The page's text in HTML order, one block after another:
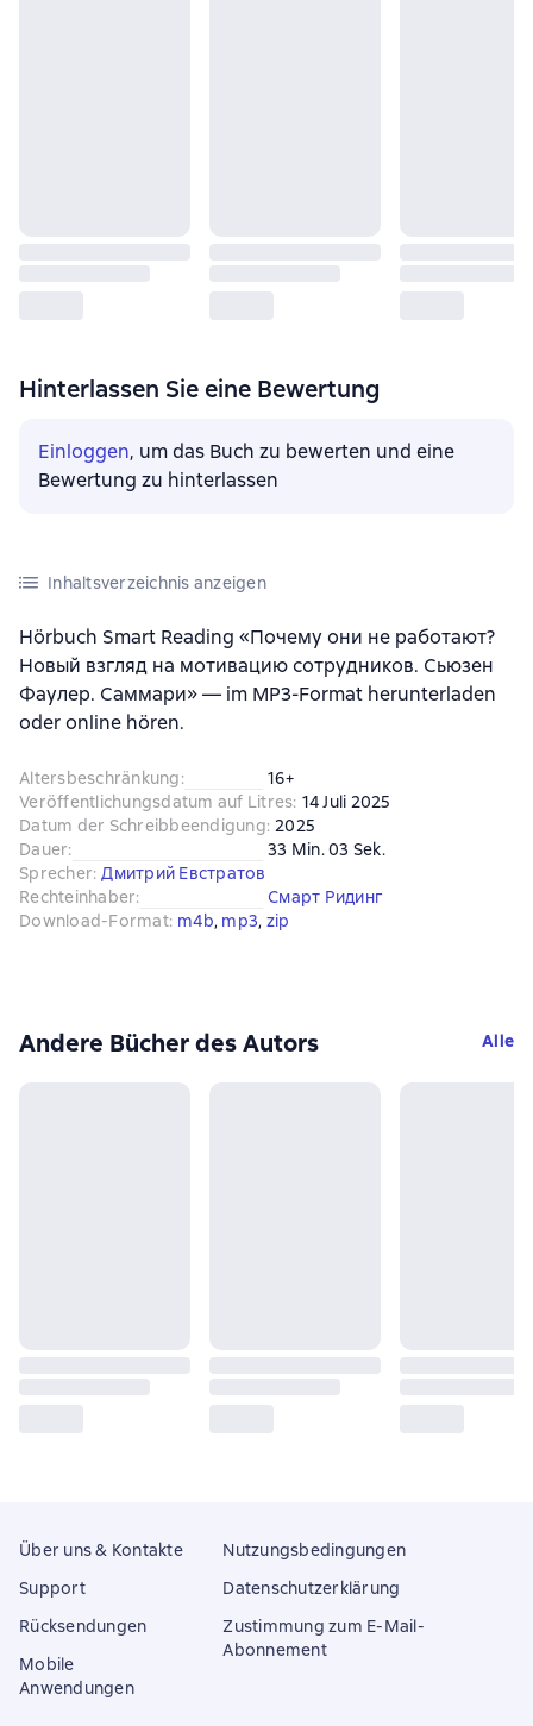
Hinterlassen Sie eine Bewertung
Einloggen, um das Buch zu bewerten und eine
Bewertung zu hinterlassen
Inhaltsverzeichnis anzeigen
Hörbuch Smart Reading «Почему они не работают?
Новый взгляд на мотивацию сотрудников. Сьюзен
Фаулер. Саммари» — im MP3-Format herunterladen
oder online hören.
Altersbeschränkung:
16+
Veröffentlichungsdatum auf Litres: 14 Juli 2025
Datum der Schreibbeendigung: 2025
Dauer:
33 Min. 03 Sek.
Sprecher: Дмитрий Евстратов
Rechteinhaber:
Смарт Ридинг
Download-Format: m4b, mp3, zip
Andere Bücher des Autors Alle
Über uns & Kontakte
Support
Rücksendungen
Mobile
Anwendungen
Nutzungsbedingungen
Datenschutzerklärung
Zustimmung zum E-Mail-
Abonnement